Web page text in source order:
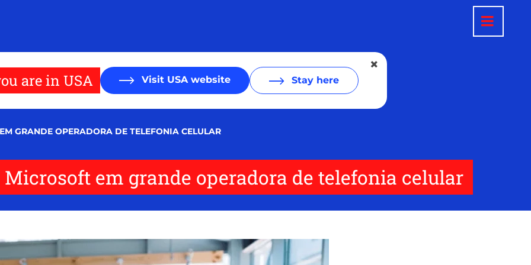
are in USA Visit USA website Stay here
GRANDE OPERADORA DE TELEFONIA CELULAR
em grande operadora de telefonia celular